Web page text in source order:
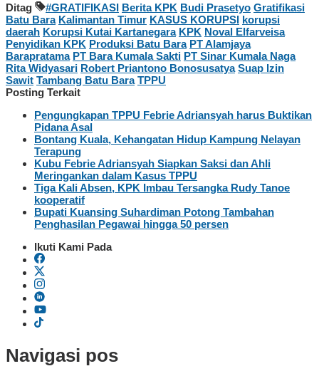
Ditag #GRATIFIKASI Berita KPK Budi Prasetyo Gratifikasi
Batu Bara Kalimantan Timur KASUS KORUPSI korupsi
daerah Korupsi Kutai Kartanegara KPK Noval Elfarveisa
Penyidikan KPK Produksi Batu Bara PT Alamjaya
Barapratama PT Bara Kumala Sakti PT Sinar Kumala Naga
Rita Widyasari Robert Priantono Bonosusatya Suap Izin
Sawit Tambang Batu Bara TPPU
Posting Terkait
Pengungkapan TPPU Febrie Adriansyah harus Buktikan
Pidana Asal
Bontang Kuala, Kehangatan Hidup Kampung Nelayan
Terapung
Kubu Febrie Adriansyah Siapkan Saksi dan Ahli
Meringankan dalam Kasus TPPU
Tiga Kali Absen, KPK Imbau Tersangka Rudy Tanoe
kooperatif
Bupati Kuansing Suhardiman Potong Tambahan
Penghasilan Pegawai hingga 50 persen
Ikuti Kami Pada
Navigasi pos